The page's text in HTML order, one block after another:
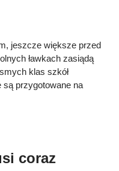
jeszcze większe przed
ławkach zasiądą
klas szkół
są przygotowane na
coraz